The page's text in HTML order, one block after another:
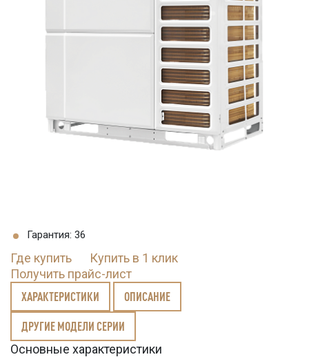
Гарантия: 36
Где купить
Купить в 1 клик
Получить прайс-лист
ХАРАКТЕРИСТИКИ ОПИСАНИЕ
ДРУГИЕ МОДЕЛИ СЕРИИ
Основные характеристики